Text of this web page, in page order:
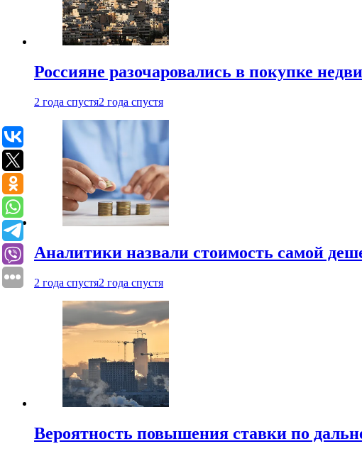
Россияне разочаровались в покупке
2 года спустя2 года спустя
Аналитики назвали стоимость самой
2 года спустя2 года спустя
Вероятность повышения ставки по